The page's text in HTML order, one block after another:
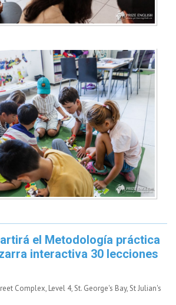
el Metodología práctica
interactiva 30 lecciones
Complex, Level 4, St. George's Bay, St Julian's